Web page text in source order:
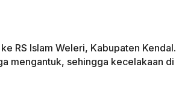
RS Islam Weleri, Kabupaten Kendal.
mengantuk, sehingga kecelakaan di